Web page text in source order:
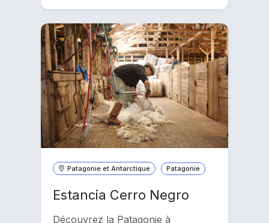
Patagonie et Antarctique Patagonie
Estancia Cerro Negro
Découvrez la Patagonie à